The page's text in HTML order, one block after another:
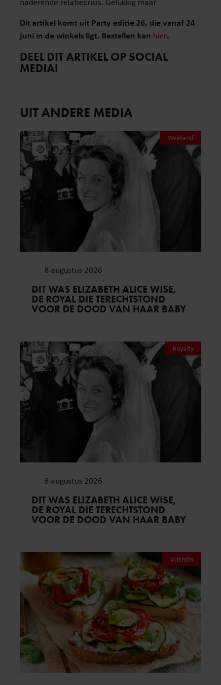
Dit artikel komt uit Party editie 26, die vanaf 24
juni in de winkels ligt. Bestellen kan hier.
DEEL DIT ARTIKEL OP SOCIAL
MEDIA!
UIT ANDERE MEDIA
Weekend
8 augustus 2026
DIT WAS ELIZABETH ALICE WISE,
DE ROYAL DIE TERECHTSTOND
VOOR DE DOOD VAN HAAR BABY
Royalty
8 augustus 2026
DIT WAS ELIZABETH ALICE WISE,
DE ROYAL DIE TERECHTSTOND
VOOR DE DOOD VAN HAAR BABY
Vriendin